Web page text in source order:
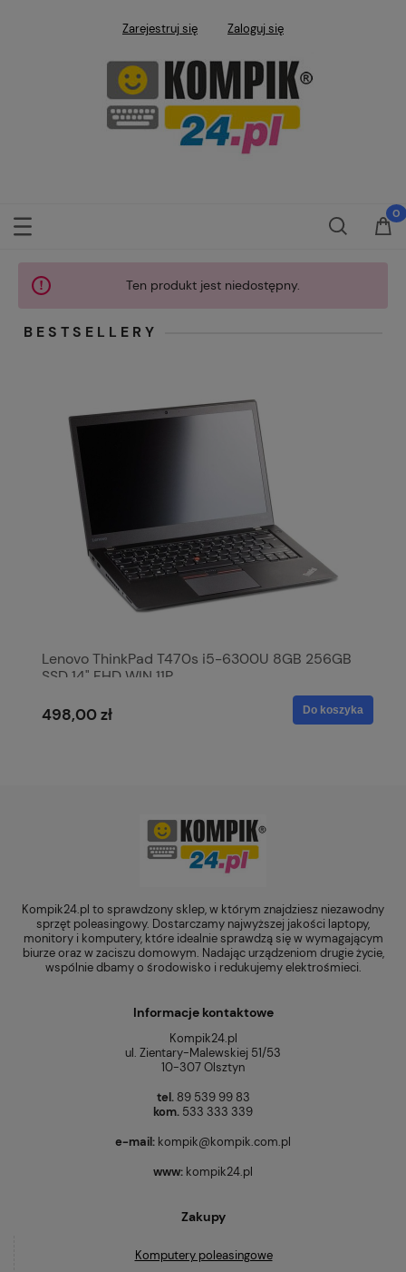
Zarejestruj się Zaloguj się
Ten produkt jest niedostępny.
BESTSELLERY
Lenovo ThinkPad T470s i5-6300U 8GB 256GB
SSD 14" FHD WIN 11P
498,00 zł Do koszyka
Kompik24.pl to sprawdzony sklep, w którym znajdziesz niezawodny
sprzęt poleasingowy. Dostarczamy najwyższej jakości laptopy,
monitory i komputery, które idealnie sprawdzą się w wymagającym
biurze oraz w zaciszu domowym. Nadając urządzeniom drugie życie,
wspólnie dbamy o środowisko i redukujemy elektrośmieci.
Informacje kontaktowe
Kompik24.pl
ul. Zientary-Malewskiej 51/53
10-307 Olsztyn
tel. 89 539 99 83
kom. 533 333 339
e-mail: kompik@kompik.com.pl
www: kompik24.pl
Zakupy
Komputery poleasingowe